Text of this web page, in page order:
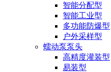
智能分配型
智能工业型
多功能防爆型
户外采样型
蠕动泵泵头
高精度灌装型
易装型